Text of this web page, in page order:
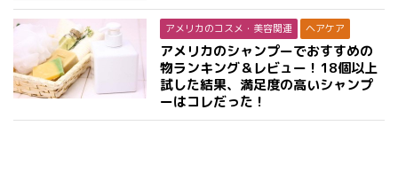
アメリカのコスメ・美容関連 ヘアケア
アメリカのシャンプーでおすすめの
物ランキング＆レビュー！18個以上
試した結果、満足度の高いシャンプ
ーはコレだった！